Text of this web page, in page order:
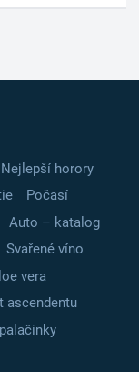
Nejlepší horory
Počasí
Auto – katalog
Svařené víno
vera
ascendentu